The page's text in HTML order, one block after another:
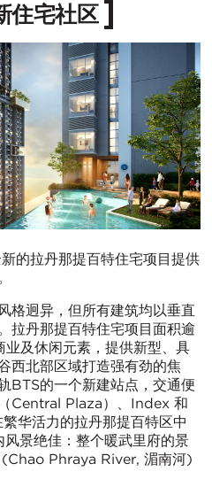
住宅社区
的拉丹那提百特住宅项目提供
格迥异，但所有建筑均以垂直
拉丹那提百特住宅项目面积逾
及休闲元素，提供新型、具
西北部区域打造强有劲的焦
BTS的一个新建站点，交通便
Central Plaza）、Index 和
华活力的拉丹那提百特区中
景绝佳：整个暖武里府的景
Phraya River, 湄南河)